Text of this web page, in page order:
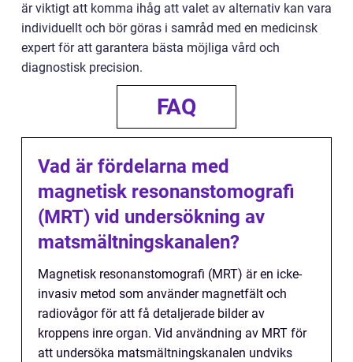
är viktigt att komma ihåg att valet av alternativ kan vara
individuellt och bör göras i samråd med en medicinsk
expert för att garantera bästa möjliga vård och
diagnostisk precision.
FAQ
Vad är fördelarna med
magnetisk resonanstomografi
(MRT) vid undersökning av
matsmältningskanalen?
Magnetisk resonanstomografi (MRT) är en icke-
invasiv metod som använder magnetfält och
radiovågor för att få detaljerade bilder av
kroppens inre organ. Vid användning av MRT för
att undersöka matsmältningskanalen undviks